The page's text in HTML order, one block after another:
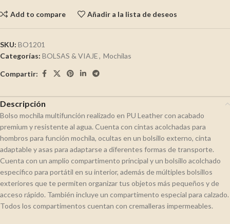
Add to compare Añadir a la lista de deseos
SKU: BO1201
Categorías: BOLSAS & VIAJE, Mochilas
Compartir:
Descripción
Bolso mochila multifunción realizado en PU Leather con acabado
premium y resistente al agua. Cuenta con cintas acolchadas para
hombros para función mochila, ocultas en un bolsillo externo, cinta
adaptable y asas para adaptarse a diferentes formas de transporte.
Cuenta con un amplio compartimento principal y un bolsillo acolchado
específico para portátil en su interior, además de múltiples bolsillos
exteriores que te permiten organizar tus objetos más pequeños y de
acceso rápido. También incluye un compartimento especial para calzado.
Todos los compartimentos cuentan con cremalleras impermeables.